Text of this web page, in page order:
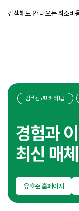
검색해도 안 나오는 최소비
검색광고마케터1급
경험과
최신 매
유호준 홈페이지